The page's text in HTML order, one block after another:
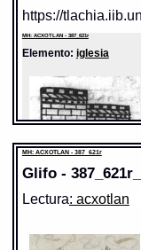
https://
MH: ACXOTLAN - 387_621r
Elemento: iglesia
MH: ACXOTLAN - 387_621r
Glifo -
Lectura: acxotlan